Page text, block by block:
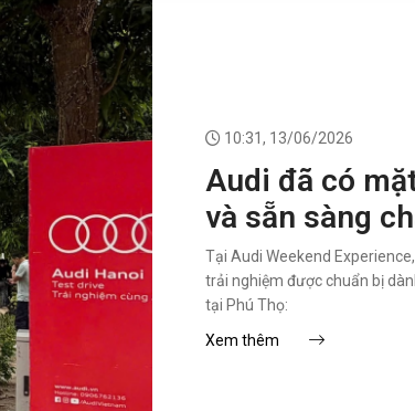
10:31, 13/06/2026
Audi đã có
và sẵn sàng
khách đến với
Experience
Tại Audi Weekend
trải nghiệm được chuẩn bị
tại Phú Thọ:
Xem thêm